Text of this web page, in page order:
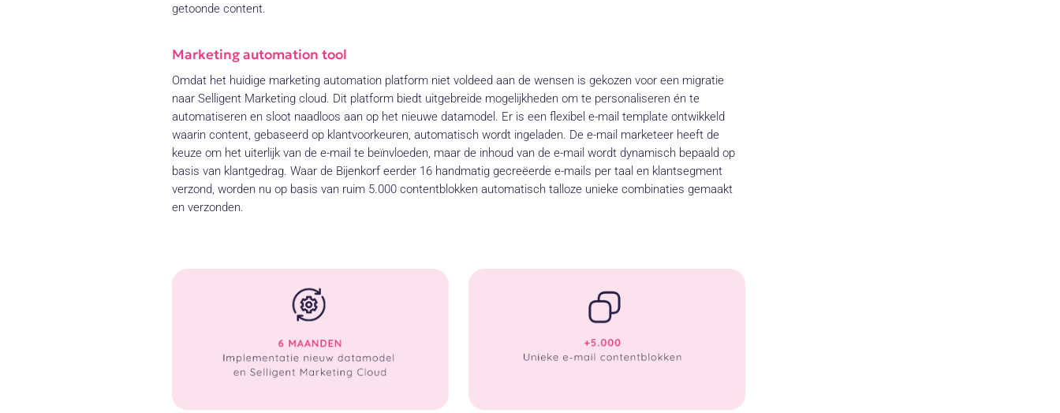
getoonde content.
Marketing automation tool
Omdat het huidige marketing automation platform niet voldeed aan de wensen is gekozen voor een migratie
naar Selligent Marketing cloud. Dit platform biedt uitgebreide mogelijkheden om te personaliseren én te
automatiseren en sloot naadloos aan op het nieuwe datamodel. Er is een flexibel e-mail template ontwikkeld
waarin content, gebaseerd op klantvoorkeuren, automatisch wordt ingeladen. De e-mail marketeer heeft de
keuze om het uiterlijk van de e-mail te beïnvloeden, maar de inhoud van de e-mail wordt dynamisch bepaald op
basis van klantgedrag. Waar de Bijenkorf eerder 16 handmatig gecreëerde e-mails per taal en klantsegment
verzond, worden nu op basis van ruim 5.000 contentblokken automatisch talloze unieke combinaties gemaakt
en verzonden.